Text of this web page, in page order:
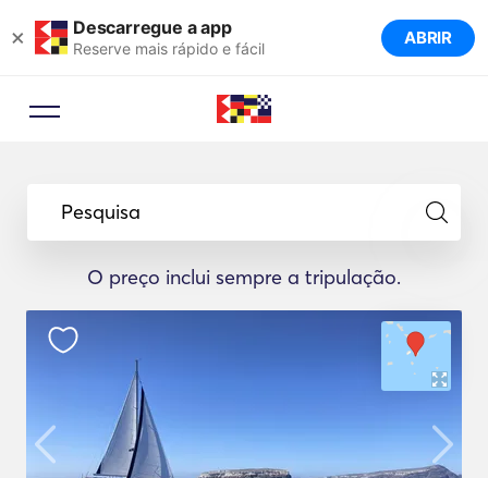
× Descarregue a app
Reserve mais rápido e fácil ABRIR
Pesquisa
O preço inclui sempre a tripulação.